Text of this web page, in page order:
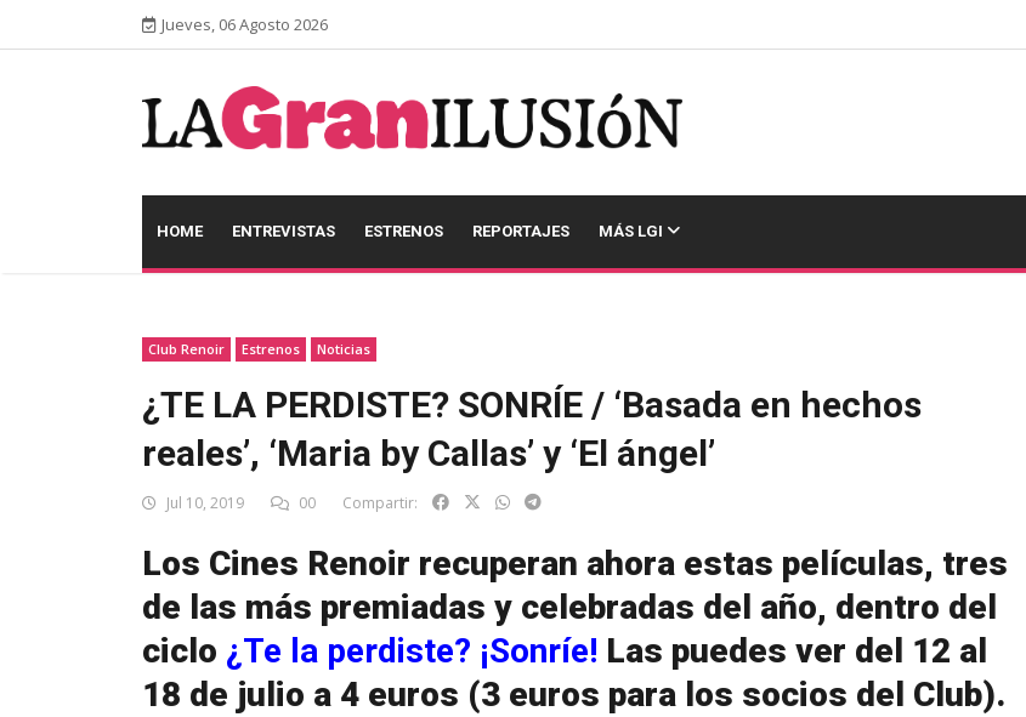
Jueves, 06 Agosto 2026
HOME ENTREVISTAS ESTRENOS REPORTAJES MÁS LGI
Club Renoir Estrenos Noticias
¿TE LA PERDISTE? SONRÍE / ‘Basada en hechos
reales’, ‘Maria by Callas’ y ‘El ángel’
Jul 10, 2019 00 Compartir:
Los Cines Renoir recuperan ahora estas películas, tres
de las más premiadas y celebradas del año, dentro del
ciclo ¿Te la perdiste? ¡Sonríe! Las puedes ver del 12 al
18 de julio a 4 euros (3 euros para los socios del Club).